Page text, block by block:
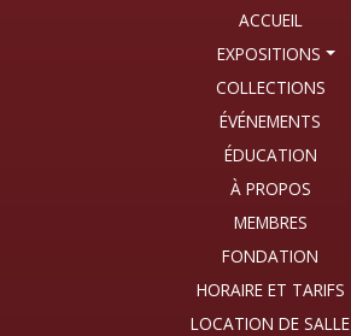
ACCUEIL
EXPOSITIONS
COLLECTIONS
ÉVÉNEMENTS
ÉDUCATION
À PROPOS
MEMBRES
FONDATION
HORAIRE ET TARIFS
LOCATION DE SALLE